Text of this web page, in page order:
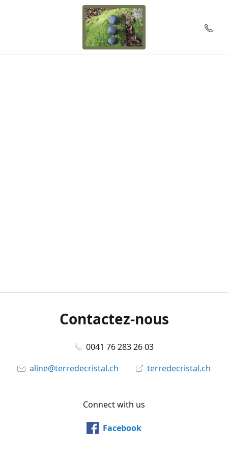
Contactez-nous
0041 76 283 26 03
aline@terredecristal.ch
terredecristal.ch
Connect with us
Facebook